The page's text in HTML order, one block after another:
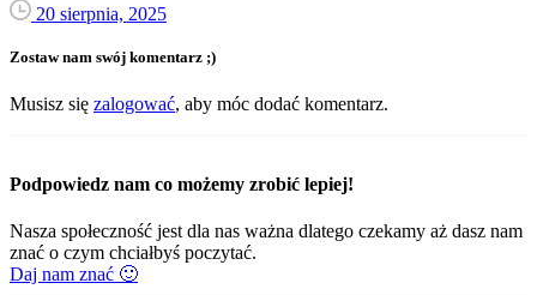
20 sierpnia, 2025
Zostaw nam swój komentarz ;)
Musisz się zalogować, aby móc dodać komentarz.
Podpowiedz nam co możemy zrobić lepiej!
Nasza społeczność jest dla nas ważna dlatego czekamy aż dasz nam
znać o czym chciałbyś poczytać.
Daj nam znać 🙂